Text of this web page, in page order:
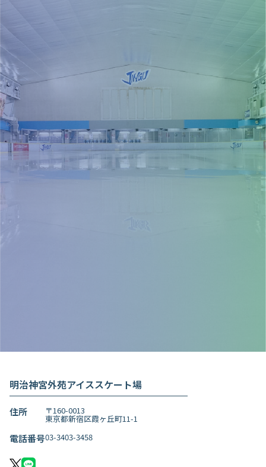
事前のチケット購入でスムーズに入場
明治神宮外苑アイススケート場
住所 〒160-0013
東京都新宿区霞ヶ丘町11-1
電話番号03-3403-3458